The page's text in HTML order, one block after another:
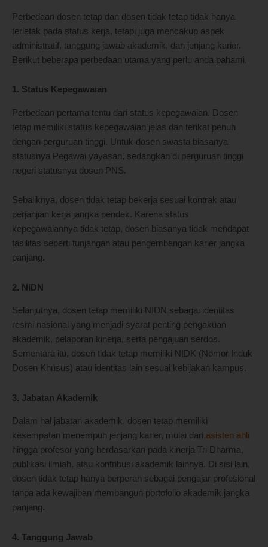
Perbedaan dosen tetap dan dosen tidak tetap tidak hanya
terletak pada status kerja, tetapi juga mencakup aspek
administratif, tanggung jawab akademik, dan jenjang karier.
Berikut beberapa perbedaan utama yang perlu anda pahami.
1. Status Kepegawaian
Perbedaan pertama tentu dari status kepegawaian. Dosen
tetap memiliki status kepegawaian jelas dan terikat penuh
dengan perguruan tinggi. Untuk dosen swasta biasanya
statusnya Pegawai yayasan, sedangkan di perguruan tinggi
negeri statusnya dosen PNS.
Sebaliknya, dosen tidak tetap bekerja sesuai kontrak atau
perjanjian kerja jangka pendek. Karena status
kepegawaiannya tidak tetap, dosen biasanya tidak mendapat
fasilitas seperti tunjangan atau pengembangan karier jangka
panjang.
2. NIDN
Selanjutnya, dosen tetap memiliki NIDN sebagai identitas
resmi nasional yang menjadi syarat penting pengakuan
akademik, pelaporan kinerja, serta pengajuan serdos.
Sementara itu, dosen tidak tetap memiliki NIDK (Nomor Induk
Dosen Khusus) atau identitas lain sesuai kebijakan kampus.
3. Jabatan Akademik
Dalam hal jabatan akademik, dosen tetap memiliki
kesempatan menempuh jenjang karier, mulai dari asisten ahli
hingga profesor yang berdasarkan pada kinerja Tri Dharma,
publikasi ilmiah, atau kontribusi akademik lainnya. Di sisi lain,
dosen tidak tetap hanya berperan sebagai pengajar profesional
tanpa ada kewajiban membangun portofolio akademik jangka
panjang.
4. Tanggung Jawab